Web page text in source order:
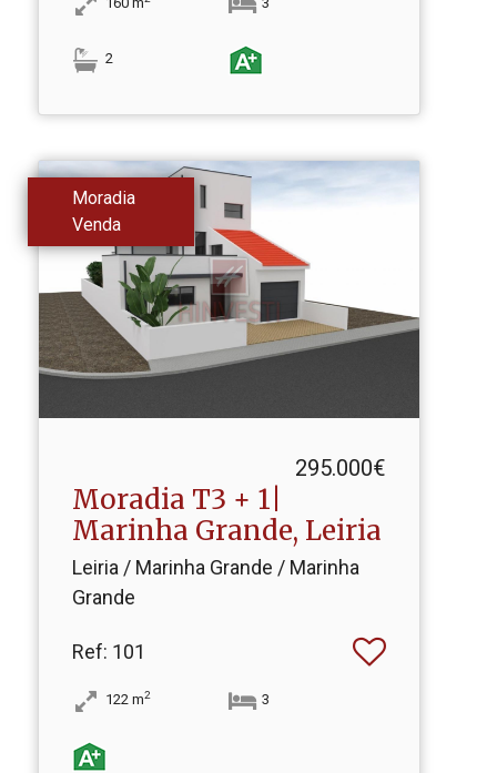
2
Moradia
Venda
295.000€
Moradia T3 + 1|
Marinha Grande, Leiria
Leiria / Marinha Grande / Marinha
Grande
Ref: 101
122 m2 3